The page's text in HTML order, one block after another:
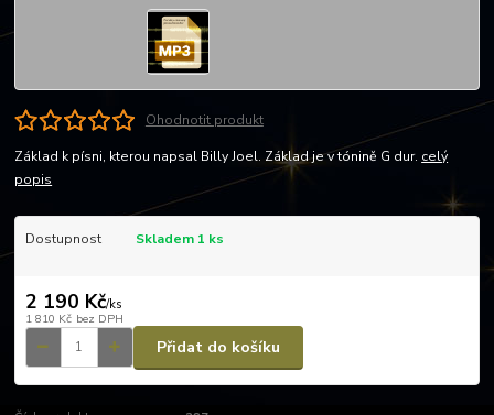
Ohodnotit produkt
Základ k písni, kterou napsal Billy Joel. Základ je v tónině G dur. celý
popis
Dostupnost Skladem 1 ks
2 190 Kč/ks
1 810 Kč bez DPH
Přidat do košíku